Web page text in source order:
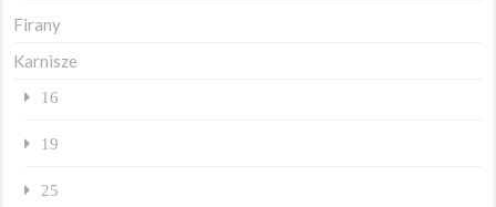
Firany
Karnisze
16
19
25